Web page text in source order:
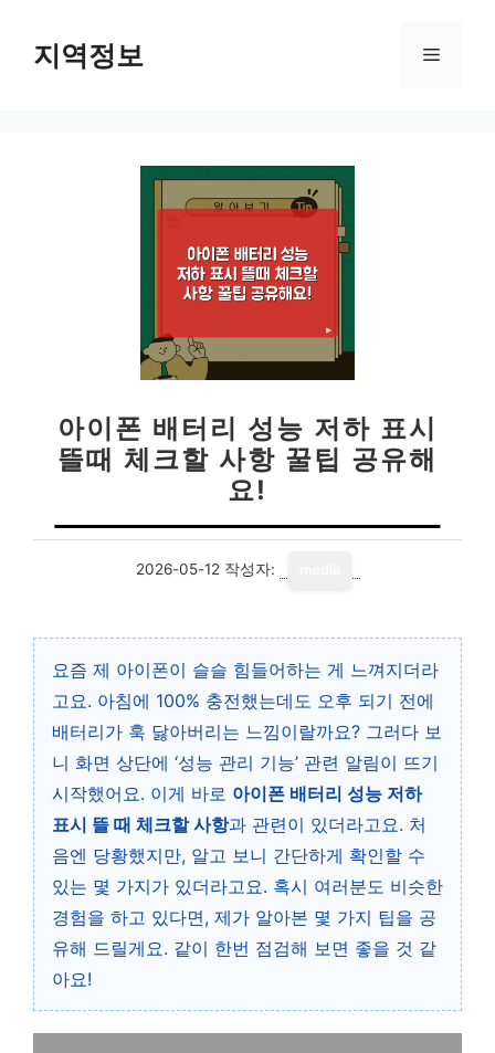
지역정보 메
아이폰 배터리 성능 저하 표시
뜰때 체크할 사항 꿀팁 공유해
요!
2026-05-12 작성자:
요즘 제 아이폰이 슬슬 힘들어하는 게 느껴지더라
고요. 아침에 100% 충전했는데도 오후 되기 전에
배터리가 훅 닳아버리는 느낌이랄까요? 그러다 보
니 화면 상단에 ‘성능 관리 기능’ 관련 알림이 뜨기
시작했어요. 이게 바로 아이폰 배터리 성능 저하
표시 뜰 때 체크할 사항과 관련이 있더라고요. 처
음엔 당황했지만, 알고 보니 간단하게 확인할 수
있는 몇 가지가 있더라고요. 혹시 여러분도 비슷한
경험을 하고 있다면, 제가 알아본 몇 가지 팁을 공
유해 드릴게요. 같이 한번 점검해 보면 좋을 것 같
아요!